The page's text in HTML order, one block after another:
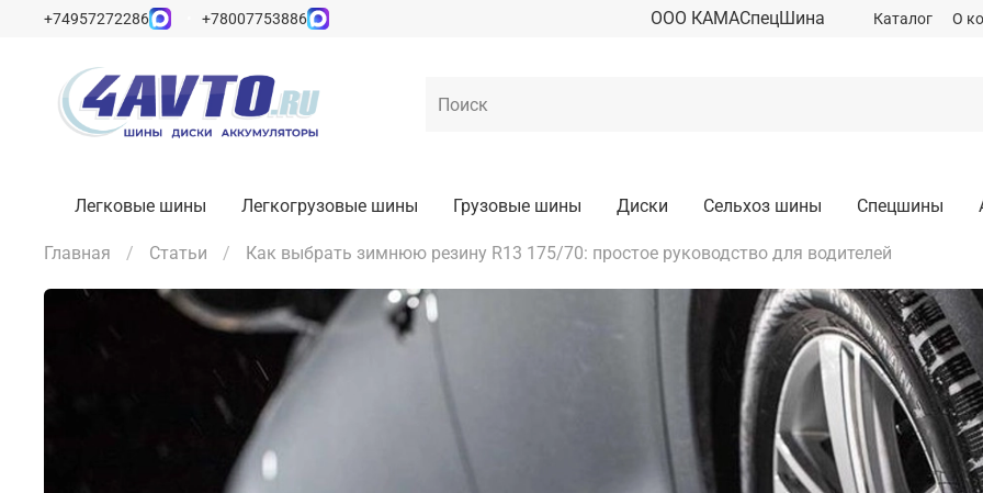
Каталог О
+74957272286 +78007753886 ООО КАМАСпецШина
Легковые шины Легкогрузовые шины Грузовые шины Диски Сельхоз шины Спецшины
Главная Статьи Как выбрать зимнюю резину R13 175/70: простое руководство для водителей